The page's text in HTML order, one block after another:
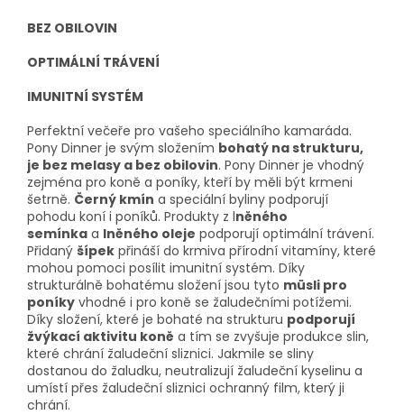
BEZ OBILOVIN
OPTIMÁLNÍ TRÁVENÍ
IMUNITNÍ SYSTÉM
Perfektní večeře pro vašeho speciálního kamaráda.
Pony Dinner je svým složením bohatý na strukturu,
je bez melasy a bez obilovin. Pony Dinner je vhodný
zejména pro koně a poníky, kteří by měli být krmeni
šetrně. Černý kmín a speciální byliny podporují
pohodu koní i poníků. Produkty z lněného
semínka a lněného oleje podporují optimální trávení.
Přidaný šípek přináší do krmiva přírodní vitamíny, které
mohou pomoci posílit imunitní systém. Díky
strukturálně bohatému složení jsou tyto müsli pro
poníky vhodné i pro koně se žaludečními potížemi.
Díky složení, které je bohaté na strukturu podporují
žvýkací aktivitu koně a tím se zvyšuje produkce slin,
které chrání žaludeční sliznici. Jakmile se sliny
dostanou do žaludku, neutralizují žaludeční kyselinu a
umístí přes žaludeční sliznici ochranný film, který ji
chrání.